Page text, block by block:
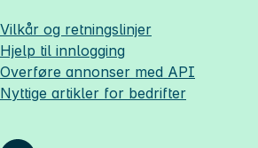
Vilkår og retningslinjer
Hjelp til innlogging
Overføre annonser med API
Nyttige artikler for bedrifter